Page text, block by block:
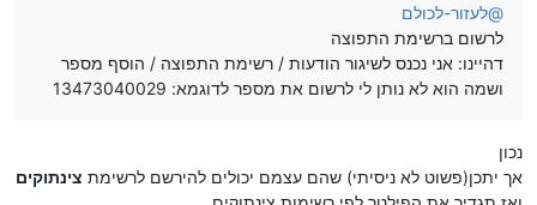
@לעזור-לכולם
לרשום ברשימת התפוצה
דהיינו: אני נכנס לשיגור הודעות / רשימת התפוצה / הוסף מספר
ושמה הוא לא נותן לי לרשום את מספר לדוגמא: 13473040029
נכון
אך יתכן(פשוט לא ניסיתי) שהם עצמם יכולים להירשם לרשימת צינתוקים